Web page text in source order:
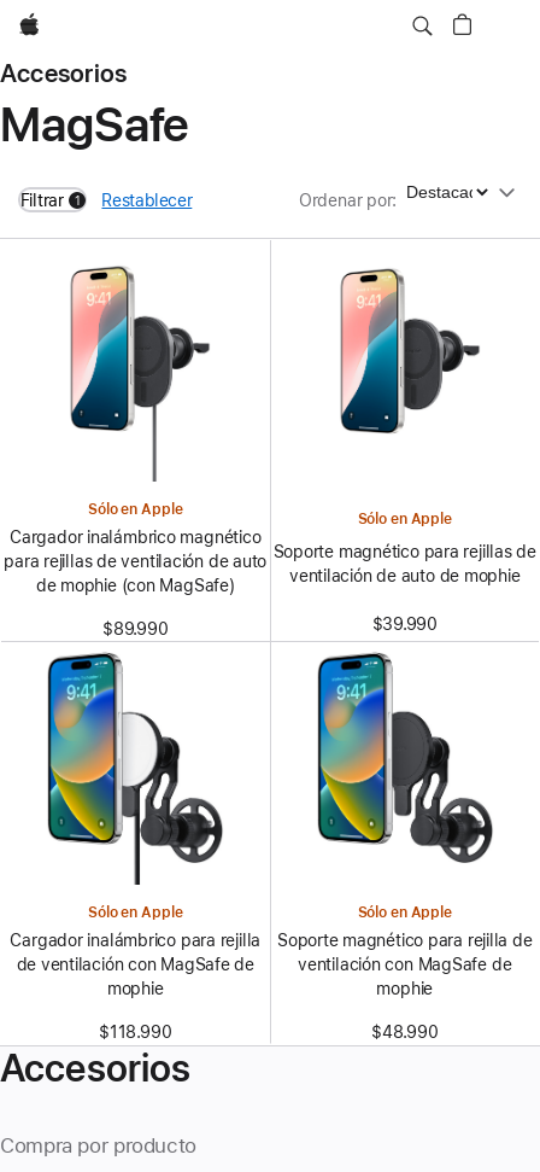
Apple
Accesorios
MagSafe
Filtrar 1
filters active
Restablecer Ordenar por: Ordenar por
Sólo en Apple
Cargador inalámbrico magnético
para rejillas de ventilación de auto
de mophie (con MagSafe)
$89.990
Sólo en Apple
Soporte magnético para rejillas de
ventilación de auto de mophie
$39.990
Sólo en Apple
Cargador inalámbrico para rejilla
de ventilación con MagSafe de
mophie
$118.990
Sólo en Apple
Soporte magnético para rejilla de
ventilación con MagSafe de
mophie
$48.990
Accesorios
Compra por producto